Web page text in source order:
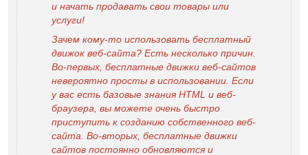
и начать продавать свои товары или
услуги!
Зачем кому-то использовать бесплатный
движок веб-сайта? Есть несколько причин.
Во-первых, бесплатные движки веб-сайтов
невероятно просты в использовании. Если
у вас есть базовые знания HTML и веб-
браузера, вы можете очень быстро
приступить к созданию собственного веб-
сайта. Во-вторых, бесплатные движки
сайтов постоянно обновляются и